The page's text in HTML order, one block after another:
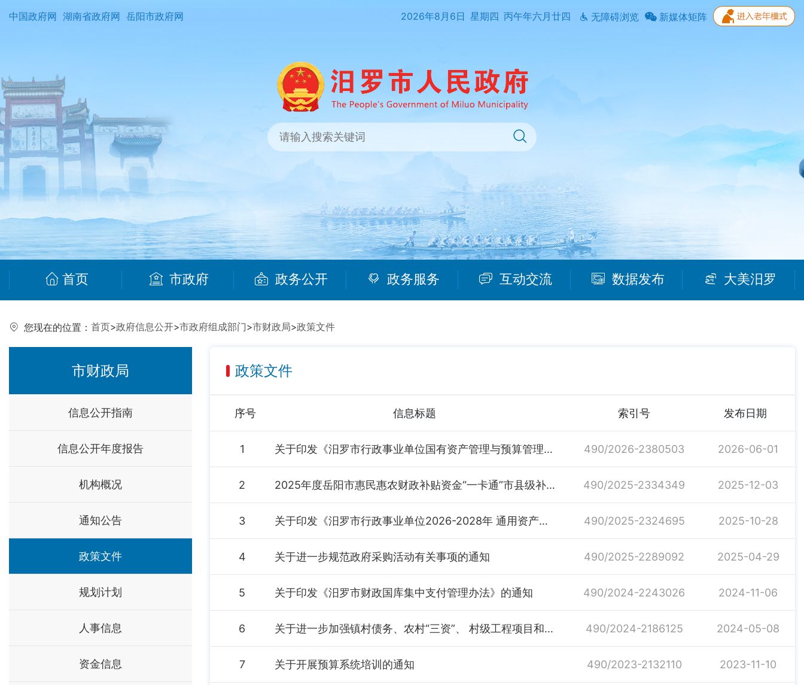
中国政府网 湖南省政府网 岳阳市政府网 2026年8月6日 星期四 丙午年六月廿四 无障碍浏览 新媒体矩阵
首页 市政府 政务公开 政务服务 互动交流 数据发布 大美汨罗
您现在的位置： 首页>政府信息公开>市政府组成部门>市财政局>政策文件
市财政局
信息公开指南
信息公开年度报告
机构概况
通知公告
政策文件
规划计划
人事信息
资金信息
政策文件
序号 信息标题 索引号 发布日期
1 关于印发《汨罗市行政事业单位国有资产管理与预算管理相结合的实施办法》的通知 490/2026-2380503 2026-06-01
2 2025年度岳阳市惠民惠农财政补贴资金“一卡通”市县级补贴政策清单 490/2025-2334349 2025-12-03
3 关于印发《汨罗市行政事业单位2026-2028年 通用资产购置标准》的通知 490/2025-2324695 2025-10-28
4 关于进一步规范政府采购活动有关事项的通知 490/2025-2289092 2025-04-29
5 关于印发《汨罗市财政国库集中支付管理办法》的通知 490/2024-2243026 2024-11-06
6 关于进一步加强镇村债务、农村“三资”、 村级工程项目和惠农补贴资金发放管理的通知 490/2024-2186125 2024-05-08
7 关于开展预算系统培训的通知 490/2023-2132110 2023-11-10